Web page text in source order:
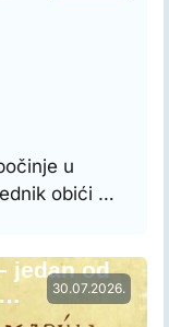
u
obići …
30.07.2026.
jedan od